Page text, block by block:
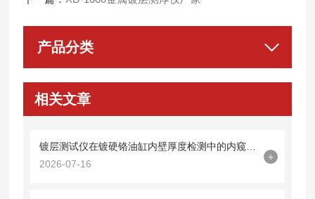
产品分类
相关文章
镀层测试仪在镀硬铬油缸内壁厚度检测中的内窥镜探头集成技术
2026-07-16
+